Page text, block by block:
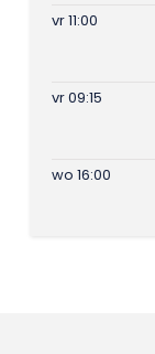
vr 11:00
vr 09:15
wo 16:00